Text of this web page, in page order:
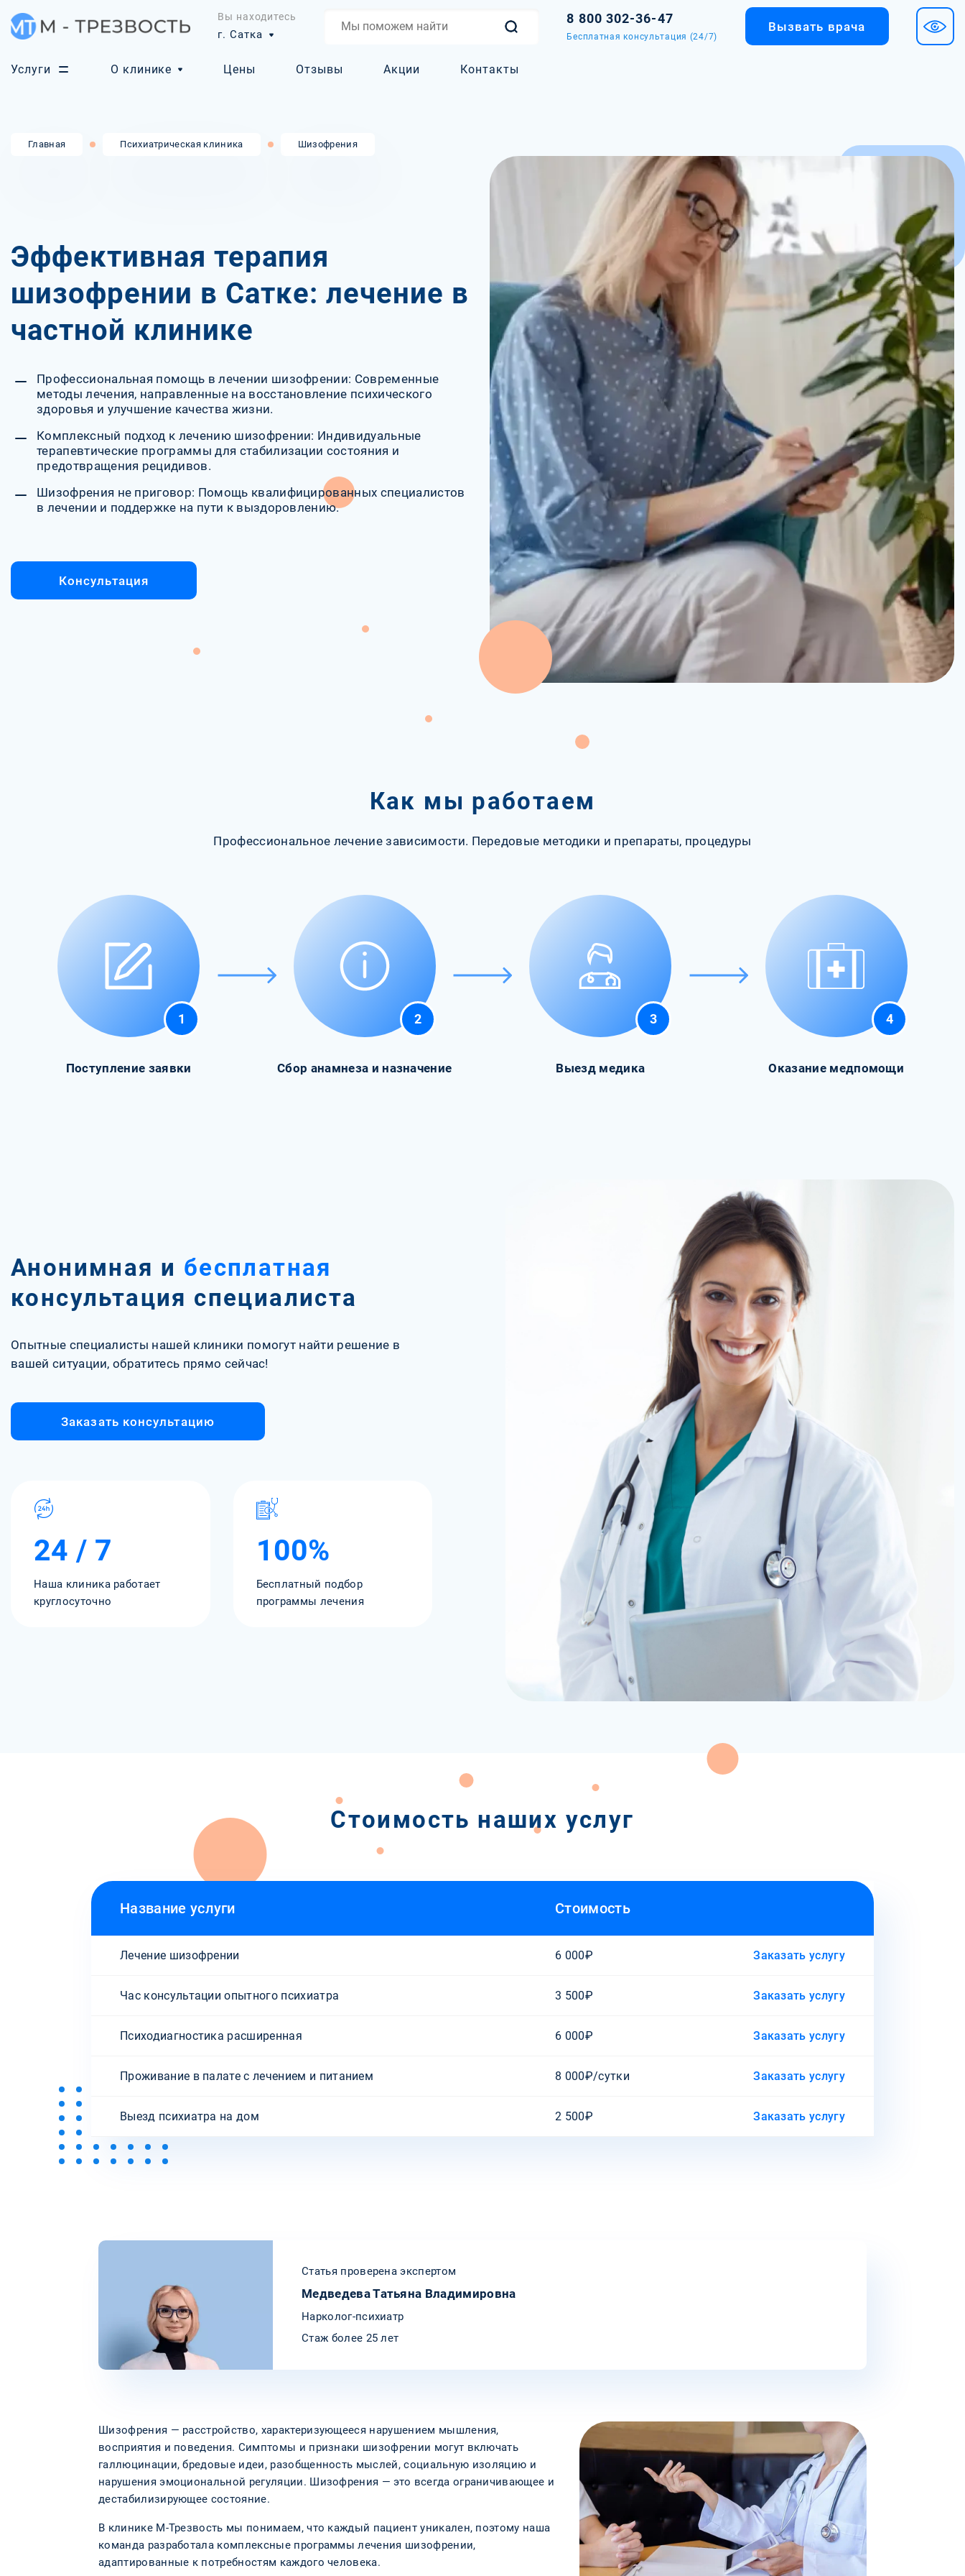
Вы находитесь
г. Сатка
8 800 302-36-47
Бесплатная консультация (24/7)
Вызвать врача
Услуги О клинике Цены Отзывы Акции Контакты
Главная Психиатрическая клиника Шизофрения
Эффективная терапия
шизофрении в Сатке: лечение в
частной клинике
Профессиональная помощь в лечении шизофрении: Современные
методы лечения, направленные на восстановление психического
здоровья и улучшение качества жизни.
Комплексный подход к лечению шизофрении: Индивидуальные
терапевтические программы для стабилизации состояния и
предотвращения рецидивов.
Шизофрения не приговор: Помощь квалифицированных специалистов
в лечении и поддержке на пути к выздоровлению.
Консультация
Как мы работаем
Профессиональное лечение зависимости. Передовые методики и препараты, процедуры
1
Поступление заявки
2
Сбор анамнеза и назначение
3
Выезд медика
4
Оказание медпомощи
Анонимная и бесплатная
консультация специалиста
Опытные специалисты нашей клиники помогут найти решение в
вашей ситуации, обратитесь прямо сейчас!
Заказать консультацию
24 / 7
Наша клиника работает
круглосуточно
100%
Бесплатный подбор
программы лечения
Стоимость наших услуг
Название услуги Стоимость
Лечение шизофрении 6 000₽ Заказать услугу
Час консультации опытного психиатра 3 500₽ Заказать услугу
Психодиагностика расширенная 6 000₽ Заказать услугу
Проживание в палате с лечением и питанием 8 000₽/сутки Заказать услугу
Выезд психиатра на дом 2 500₽ Заказать услугу
Статья проверена экспертом
Медведева Татьяна Владимировна
Нарколог-психиатр
Стаж более 25 лет
Шизофрения — расстройство, характеризующееся нарушением мышления,
восприятия и поведения. Симптомы и признаки шизофрении могут включать
галлюцинации, бредовые идеи, разобщенность мыслей, социальную изоляцию и
нарушения эмоциональной регуляции. Шизофрения — это всегда ограничивающее и
дестабилизирующее состояние.
В клинике М-Трезвость мы понимаем, что каждый пациент уникален, поэтому наша
команда разработала комплексные программы лечения шизофрении,
адаптированные к потребностям каждого человека.